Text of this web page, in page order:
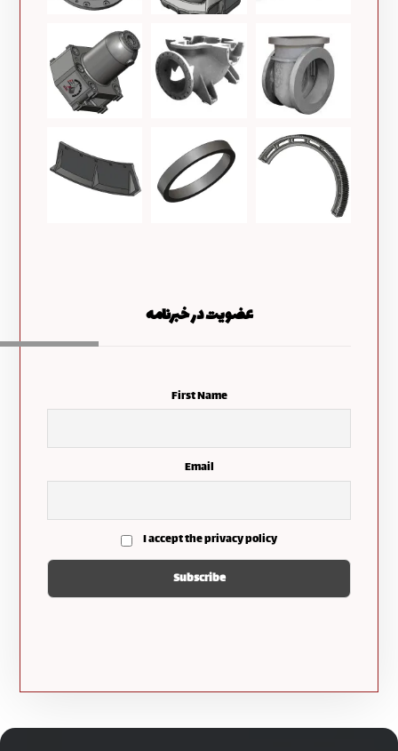
عضویت در خبرنامه
First Name
Email
I accept the privacy policy